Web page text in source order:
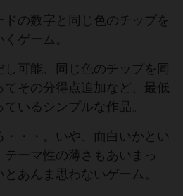
の数字と同じ色のチップを
ゲーム。
可能、同じ色のチップを同
てその分得点追加など、最低
いるシンプルな作品。
・・・。いや、面白いかとい
テーマ性の薄さもあいまっ
あんま思わないゲーム。